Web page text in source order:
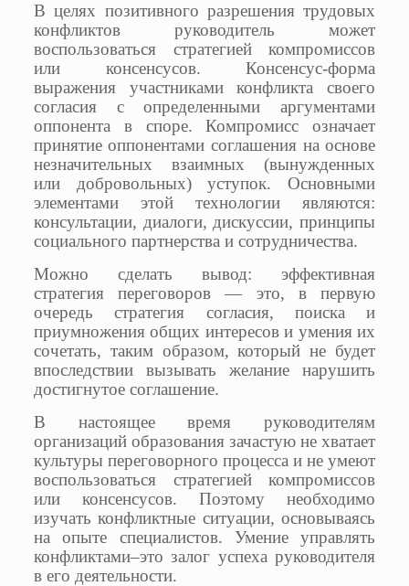
В целях позитивного разрешения трудовых
конфликтов руководитель может
воспользоваться стратегией компромиссов
или консенсусов. Консенсус-форма
выражения участниками конфликта своего
согласия с определенными аргументами
оппонента в споре. Компромисс означает
принятие оппонентами соглашения на основе
незначительных взаимных (вынужденных
или добровольных) уступок. Основными
элементами этой технологии являются:
консультации, диалоги, дискуссии, принципы
социального партнерства и сотрудничества.
Можно сделать вывод: эффективная
стратегия переговоров — это, в первую
очередь стратегия согласия, поиска и
приумножения общих интересов и умения их
сочетать, таким образом, который не будет
впоследствии вызывать желание нарушить
достигнутое соглашение.
В настоящее время руководителям
организаций образования зачастую не хватает
культуры переговорного процесса и не умеют
воспользоваться стратегией компромиссов
или консенсусов. Поэтому необходимо
изучать конфликтные ситуации, основываясь
на опыте специалистов. Умение управлять
конфликтами–это залог успеха руководителя
в его деятельности.